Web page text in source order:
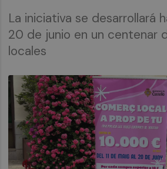
La iniciativa se desarrollará
20 de junio en un centenar
locales